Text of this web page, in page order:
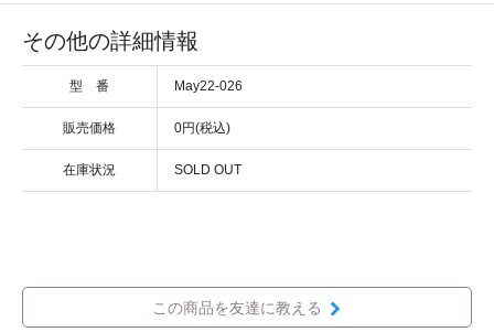
その他の詳細情報
型 番 May22-026
販売価格 0円(税込)
在庫状況 SOLD OUT
この商品を友達に教える